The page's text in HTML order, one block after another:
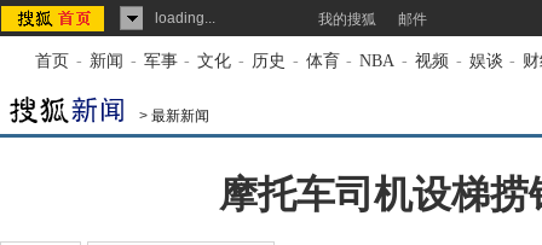
loading... 我的搜狐 邮件
首页 - 新闻 - 军事 - 文化 - 历史 - 体育 - NBA - 视频 - 娱谈 -
> 最新新闻
摩托车司机设梯捞